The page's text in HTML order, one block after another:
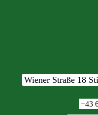
Wiener Straße 18
+43